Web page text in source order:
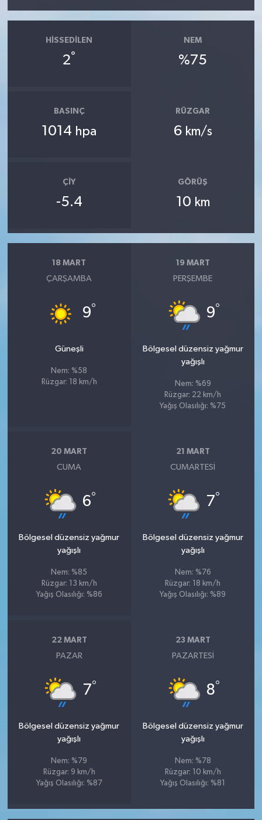
HISSEDILEN
2°
NEM
%75
BASINÇ
1014 hpa
RÜZGAR
6 km/s
ÇIY
-5.4
GÖRÜŞ
10 km
18 MART
ÇARŞAMBA
9°
Güneşli
Nem: %58
Rüzgar: 18 km/h
19 MART
PERŞEMBE
9°
Bölgesel düzensiz yağmur
yağışlı
Nem: %69
Rüzgar: 22 km/h
Yağış Olasılığı: %75
20 MART
CUMA
6°
Bölgesel düzensiz yağmur
yağışlı
Nem: %85
Rüzgar: 13 km/h
Yağış Olasılığı: %86
21 MART
CUMARTESI
7°
Bölgesel düzensiz yağmur
yağışlı
Nem: %76
Rüzgar: 18 km/h
Yağış Olasılığı: %89
22 MART
PAZAR
7°
Bölgesel düzensiz yağmur
yağışlı
Nem: %79
Rüzgar: 9 km/h
Yağış Olasılığı: %87
23 MART
PAZARTESI
8°
Bölgesel düzensiz yağmur
yağışlı
Nem: %78
Rüzgar: 10 km/h
Yağış Olasılığı: %81